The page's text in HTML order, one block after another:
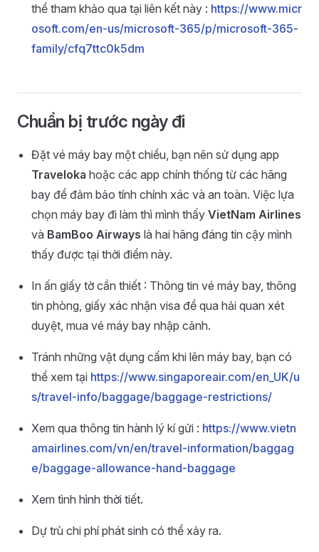
thể tham khảo qua tại liên kết này : https://www.micr
osoft.com/en-us/microsoft-365/p/microsoft-365-
family/cfq7ttc0k5dm
Chuẩn bị trước ngày đi
Đặt vé máy bay một chiều, bạn nên sử dụng app
Traveloka hoặc các app chính thống từ các hãng
bay để đảm bảo tính chính xác và an toàn. Việc lựa
chọn máy bay đi làm thì mình thấy VietNam Airlines
và BamBoo Airways là hai hãng đáng tin cậy mình
thấy được tại thời điểm này.
In ấn giấy tờ cần thiết : Thông tin vé máy bay, thông
tin phòng, giấy xác nhận visa để qua hải quan xét
duyệt, mua vé máy bay nhập cảnh.
Tránh những vật dụng cấm khi lên máy bay, bạn có
thể xem tại https://www.singaporeair.com/en_UK/u
s/travel-info/baggage/baggage-restrictions/
Xem qua thông tin hành lý kí gửi : https://www.vietn
amairlines.com/vn/en/travel-information/baggag
e/baggage-allowance-hand-baggage
Xem tình hình thời tiết.
Dự trù chi phí phát sinh có thể xảy ra.